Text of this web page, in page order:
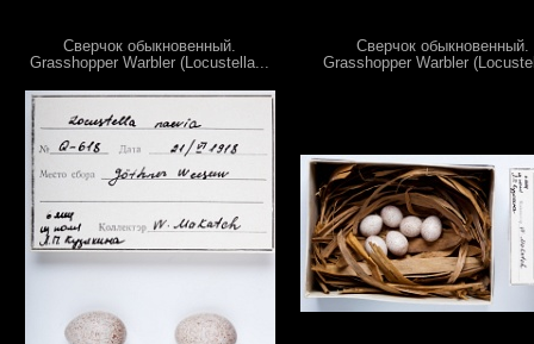
Сверчок обыкновенный.
Grasshopper Warbler (Locustella...
Сверчок обыкновенный.
Grasshopper Warbler